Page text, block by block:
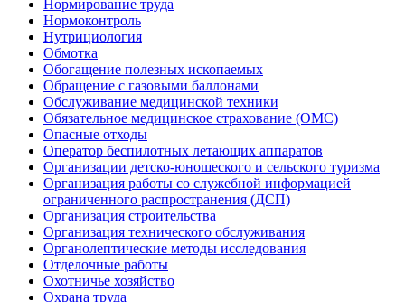
Нормирование труда
Нормоконтроль
Нутрициология
Обмотка
Обогащение полезных ископаемых
Обращение с газовыми баллонами
Обслуживание медицинской техники
Обязательное медицинское страхование (ОМС)
Опасные отходы
Оператор беспилотных летающих аппаратов
Организации детско-юношеского и сельского туризма
Организация работы со служебной информацией
ограниченного распространения (ДСП)
Организация строительства
Организация технического обслуживания
Органолептические методы исследования
Отделочные работы
Охотничье хозяйство
Охрана труда